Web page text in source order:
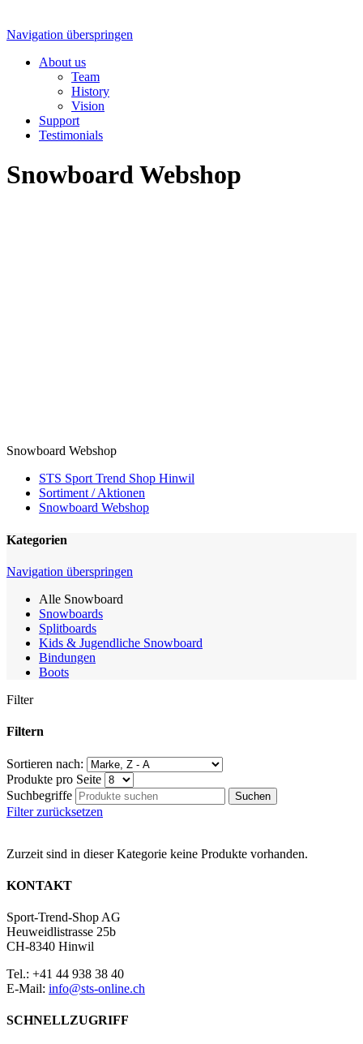
Navigation überspringen
About us
Team
History
Vision
Support
Testimonials
Snowboard Webshop
Snowboard Webshop
STS Sport Trend Shop Hinwil
Sortiment / Aktionen
Snowboard Webshop
Kategorien
Navigation überspringen
Alle Snowboard
Snowboards
Splitboards
Kids & Jugendliche Snowboard
Bindungen
Boots
Filter
Filtern
Sortieren nach:
Produkte pro Seite
Suchbegriffe
Filter zurücksetzen
Zurzeit sind in dieser Kategorie keine Produkte vorhanden.
KONTAKT
Sport-Trend-Shop AG
Heuweidlistrasse 25b
CH-8340 Hinwil
Tel.: +41 44 938 38 40
E-Mail: info@sts-online.ch
SCHNELLZUGRIFF